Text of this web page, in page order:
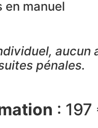
en manuel
aucun
pénales.
: 197